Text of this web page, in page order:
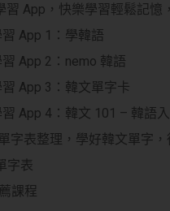
習 App，快樂學習輕鬆記憶
App 1：學韓語
App 2：nemo 韓語
App 3：韓文單字卡
App 4：韓文 101 – 韓語
字表整理，學好韓文單字，
字表
課程